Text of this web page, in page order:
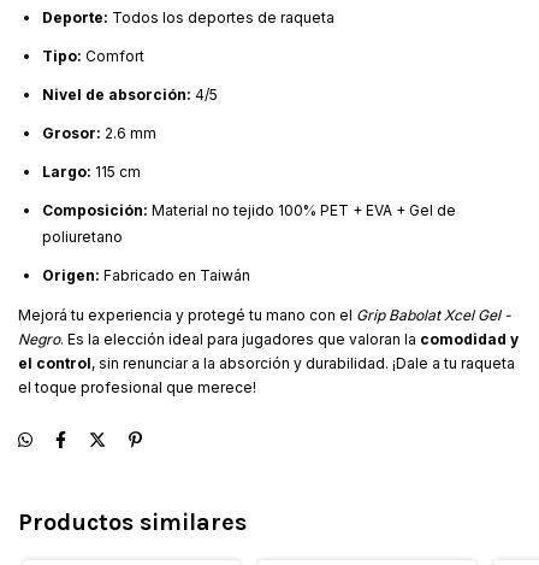
Deporte: Todos los deportes de raqueta
Tipo: Comfort
Nivel de absorción: 4/5
Grosor: 2.6 mm
Largo: 115 cm
Composición: Material no tejido 100% PET + EVA + Gel de
poliuretano
Origen: Fabricado en Taiwán
Mejorá tu experiencia y protegé tu mano con el Grip Babolat Xcel Gel -
Negro. Es la elección ideal para jugadores que valoran la comodidad y
el control, sin renunciar a la absorción y durabilidad. ¡Dale a tu raqueta
el toque profesional que merece!
Productos similares